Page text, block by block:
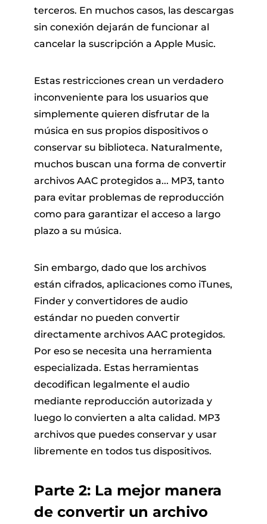
terceros. En muchos casos, las descargas
sin conexión dejarán de funcionar al
cancelar la suscripción a Apple Music.
Estas restricciones crean un verdadero
inconveniente para los usuarios que
simplemente quieren disfrutar de la
música en sus propios dispositivos o
conservar su biblioteca. Naturalmente,
muchos buscan una forma de convertir
archivos AAC protegidos a... MP3, tanto
para evitar problemas de reproducción
como para garantizar el acceso a largo
plazo a su música.
Sin embargo, dado que los archivos
están cifrados, aplicaciones como iTunes,
Finder y convertidores de audio
estándar no pueden convertir
directamente archivos AAC protegidos.
Por eso se necesita una herramienta
especializada. Estas herramientas
decodifican legalmente el audio
mediante reproducción autorizada y
luego lo convierten a alta calidad. MP3
archivos que puedes conservar y usar
libremente en todos tus dispositivos.
Parte 2: La mejor manera
de convertir un archivo